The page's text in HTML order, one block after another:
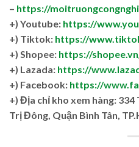
– https://
+) Youtube: https://
+) Tiktok: https://
+) Shopee: https://
+) Lazada: https://
+) Facebook: https://
+) Địa chỉ kho xem hàng:
Trị Đông, Quận Bình Tân,